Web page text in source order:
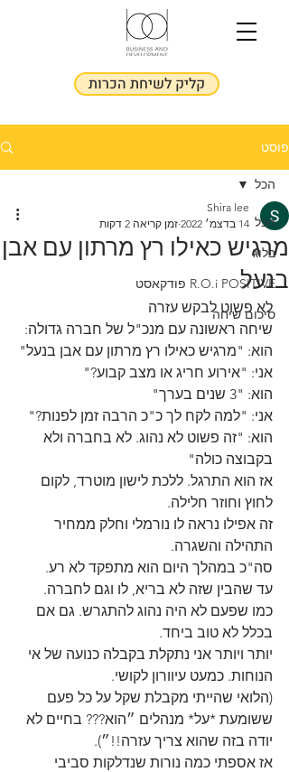
קליק לשיחת הכרות
פוסט
הכל
בלוג
R.O.i POSITIVE פודקאסט
סיכום שיחה
הכל
מרגיש כאילו רץ מרתון עם אבן
בנעל
Shira lee
14 בדצמ׳ 2022
זמן קריאה 2 דקות
לא פשוט לבקש עזרה
שיחה ראשונה עם מנכ"ל של חברה גדולה:
הוא: "מרגיש כאילו רץ מרתון עם אבן בנעל"
אני: "אירוע חריג או מצב קבוע?"
הוא: "3 שנים בערך"
אני: "למה לקח לך כ"כ הרבה זמן לפנות?"
הוא: "זה פשוט לא נהוג. לא בחברה ולא
בקבוצה כולה"
אז הוא התרגל. ללכת לישון מוטרד, לקום
לחוץ וחוזר חלילה.
זה אפילו נראה לו נורמלי וחלק ממחיר
התהילה והשגרה.
סה"כ במהלך היום הוא מתפקד לא רע.
עד שהבין שזה לא בריא, לו וגם לחברה.
כמו שפעם לא היה נהוג להתגרש. גם אם
בכלל לא טוב ביחד.
יותר ויותר אני נתקלת בקבלה כנועה של אי
הנוחות. כמעט עיוורון לקושי.
(הלואי שהייתי מקבלת שקל על כל פעם
ששומעת *על* מנהלים ״הוא??? בחיים לא
יודה בזה שהוא צריך עזרה!!״).
אז אספתי כמה נורות שנדלקות סביבי